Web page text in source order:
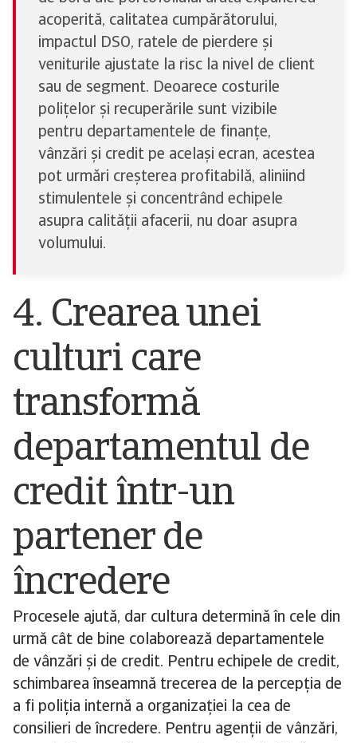
acoperită, calitatea cumpărătorului,
impactul DSO, ratele de pierdere și
veniturile ajustate la risc la nivel de client
sau de segment. Deoarece costurile
polițelor și recuperările sunt vizibile
pentru departamentele de finanțe,
vânzări și credit pe același ecran, acestea
pot urmări creșterea profitabilă, aliniind
stimulentele și concentrând echipele
asupra calității afacerii, nu doar asupra
volumului.
4. Crearea unei
culturi care
transformă
departamentul de
credit într-un
partener de
încredere
Procesele ajută, dar cultura determină în cele din
urmă cât de bine colaborează departamentele
de vânzări și de credit. Pentru echipele de credit,
schimbarea înseamnă trecerea de la percepția de
a fi poliția internă a organizației la cea de
consilieri de încredere. Pentru agenții de vânzări,